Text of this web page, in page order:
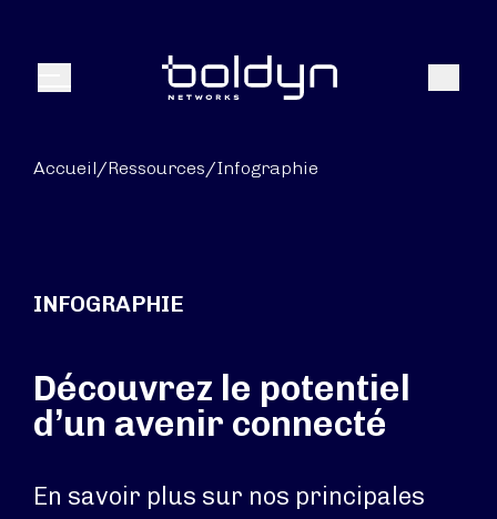
Menu
Accueil/Ressources/Infographie
INFOGRAPHIE
Découvrez le potentiel
d’un avenir connecté
En savoir plus sur nos principales